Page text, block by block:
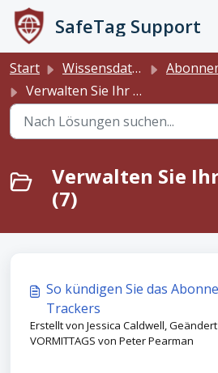
Zum hauptsächlichen Inhalt
SafeTag Support
Start Wissensdatenbank
Verwalten Sie Ihr Abonnement
Verwalten Sie
(7)
So kündigen Sie das
Trackers
Erstellt von Jessica Caldwell,
VORMITTAGS von Peter Pearman